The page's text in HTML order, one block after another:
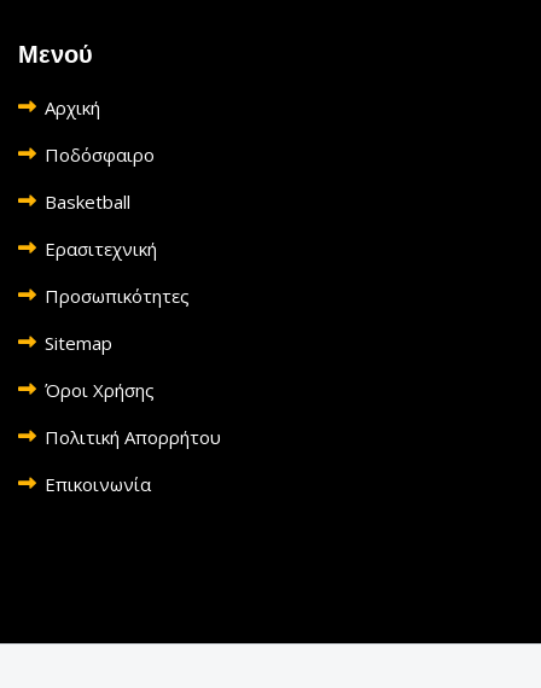
Μενού
Αρχική
Ποδόσφαιρο
Basketball
Ερασιτεχνική
Προσωπικότητες
Sitemap
Όροι Χρήσης
Πολιτική Απορρήτου
Επικοινωνία